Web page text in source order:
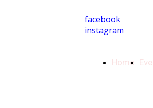
Home
facebook
instagram